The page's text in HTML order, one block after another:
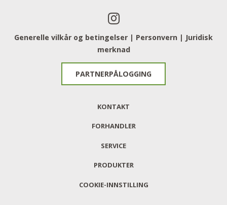
Generelle vilkår og betingelser | Personvern ​​​​​​​ | Juridisk
merknad
PARTNERPÅLOGGING
KONTAKT
FORHANDLER
SERVICE
PRODUKTER
COOKIE-INNSTILLING